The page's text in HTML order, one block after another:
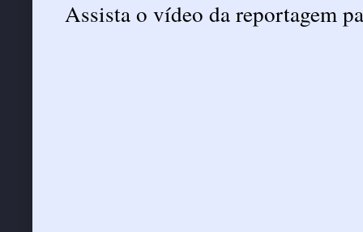
Assista o vídeo da reportagem